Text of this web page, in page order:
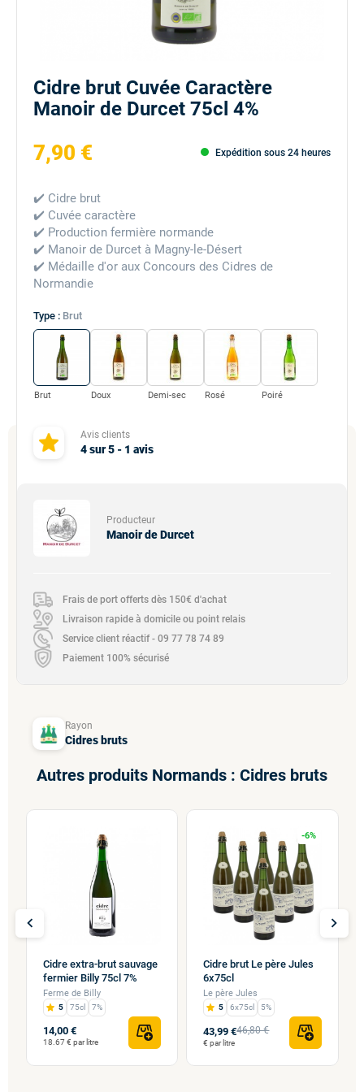
Cidre brut Cuvée Caractère
Manoir de Durcet 75cl 4%
Avis clients
4sur5 - 1 avis
✔️ Cidre brut
✔️ Cuvée caractère
✔️ Production fermière normande
✔️ Manoir de Durcet à Magny-le-Désert
✔️ Médaille d'or aux Concours des Cidres de
Normandie
Type : Brut
Brut Doux Demi-sec Rosé Poiré
7,90 € Expédition sous 24 heures
Producteur
Manoir de Durcet
Frais de port offerts dès 150€ d'achat
Livraison rapide à domicile ou point relais
Service client réactif - 09 77 78 74 89
Paiement 100% sécurisé
Rayon
Cidres bruts
Autres produits Normands : Cidres bruts
Cidre extra-brut sauvage
fermier Billy 75cl 7%
Ferme de Billy
5 75cl 7%
14,00 €
18.67 € par litre
-6%
Cidre brut Le père Jules
6x75cl
Le père Jules
5 6x75cl 5%
43,99 €46,80 €
€ par litre
chevron_left chevron_right